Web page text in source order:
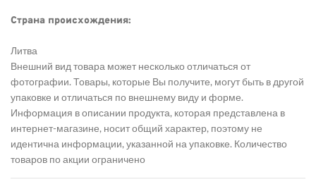
Страна происхождения:
Литва
Внешний вид товара может несколько отличаться от
фотографии. Товары, которые Вы получите, могут быть в другой
упаковке и отличаться по внешнему виду и форме.
Информация в описании продукта, которая представлена в
интернет-магазине, носит общий характер, поэтому не
идентична информации, указанной на упаковке. Количество
товаров по акции ограничено